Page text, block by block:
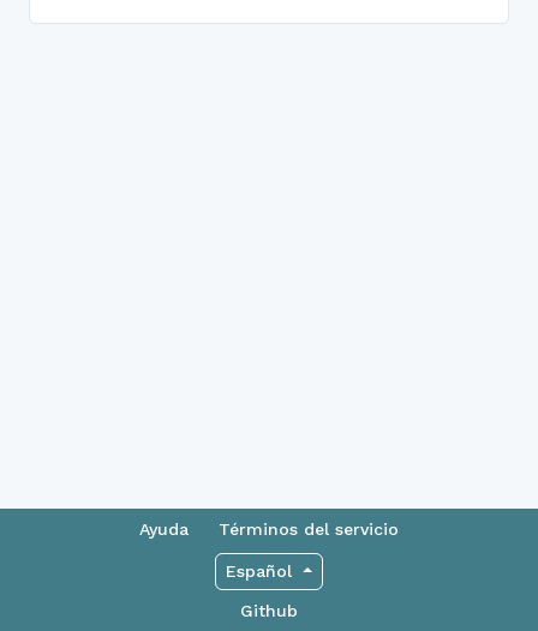
Ayuda Términos del servicio
Español
Github